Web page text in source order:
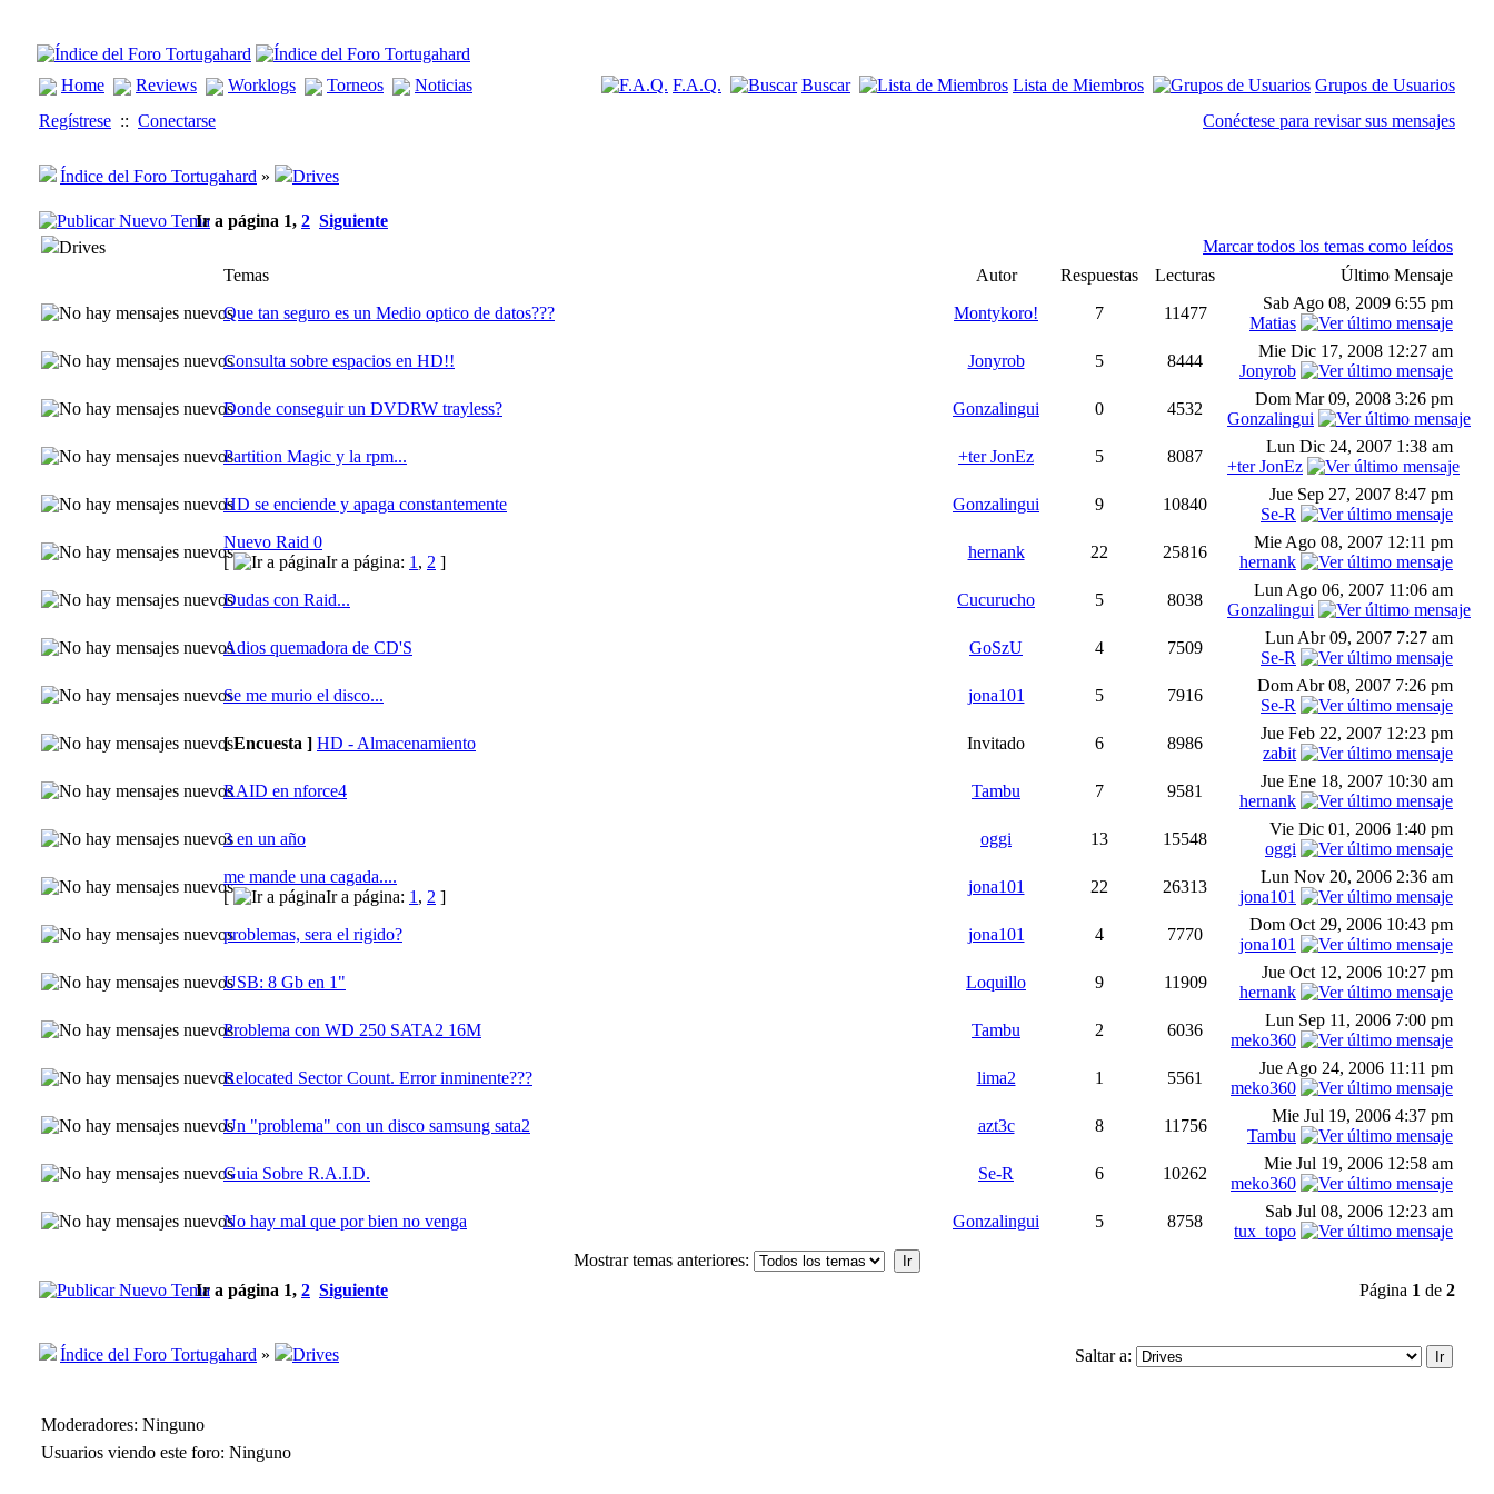
Home Reviews Worklogs Torneos Noticias F.A.Q. Buscar Lista de Miembros
Grupos de Usuarios
Regístrese :: Conectarse Conéctese para revisar sus mensajes
Índice del Foro Tortugahard » Drives
Ir a página 1, 2 Siguiente
Drives
Marcar todos los temas como leídos
Temas
Autor Respuestas Lecturas
Último Mensaje
Que tan seguro es un Medio optico de datos???
Montykoro! 7 11477
Sab Ago 08, 2009 6:55 pm
Matias
Consulta sobre espacios en HD!!
Jonyrob 5 8444
Mie Dic 17, 2008 12:27 am
Jonyrob
Donde conseguir un DVDRW trayless?
Gonzalingui 0 4532
Dom Mar 09, 2008 3:26 pm
Gonzalingui
Partition Magic y la rpm...
+ter JonEz 5 8087
Lun Dic 24, 2007 1:38 am
+ter JonEz
HD se enciende y apaga constantemente
Gonzalingui 9 10840
Jue Sep 27, 2007 8:47 pm
Se-R
Nuevo Raid 0
[
Ir a página: 1 , 2 ]
hernank 22 25816
Mie Ago 08, 2007 12:11 pm
hernank
Dudas con Raid...
Cucurucho 5 8038
Lun Ago 06, 2007 11:06 am
Gonzalingui
Adios quemadora de CD'S
GoSzU 4 7509
Lun Abr 09, 2007 7:27 am
Se-R
Se me murio el disco...
jona101 5 7916
Dom Abr 08, 2007 7:26 pm
Se-R
[ Encuesta ] HD - Almacenamiento Invitado 6 8986
Jue Feb 22, 2007 12:23 pm
zabit
RAID en nforce4
Tambu 7 9581
Jue Ene 18, 2007 10:30 am
hernank
3 en un año
oggi 13 15548
Vie Dic 01, 2006 1:40 pm
oggi
me mande una cagada....
[
Ir a página: 1 , 2 ]
jona101 22 26313
Lun Nov 20, 2006 2:36 am
jona101
problemas, sera el rigido?
jona101 4 7770
Dom Oct 29, 2006 10:43 pm
jona101
USB: 8 Gb en 1"
Loquillo 9 11909
Jue Oct 12, 2006 10:27 pm
hernank
Problema con WD 250 SATA2 16M
Tambu 2 6036
Lun Sep 11, 2006 7:00 pm
meko360
Relocated Sector Count. Error inminente???
lima2 1 5561
Jue Ago 24, 2006 11:11 pm
meko360
Un "problema" con un disco samsung sata2
azt3c 8 11756
Mie Jul 19, 2006 4:37 pm
Tambu
Guia Sobre R.A.I.D.
Se-R 6 10262
Mie Jul 19, 2006 12:58 am
meko360
No hay mal que por bien no venga
Gonzalingui 5 8758
Sab Jul 08, 2006 12:23 am
tux_topo
Mostrar temas anteriores:
Ir a página 1, 2 Siguiente Página 1 de 2
Índice del Foro Tortugahard » Drives Saltar a:
Moderadores: Ninguno
Usuarios viendo este foro: Ninguno